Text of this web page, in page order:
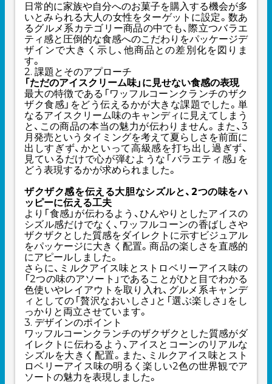
日常的に家族や自分へのお菓子を購入する機会が多
いとみられる大人の女性をターゲットに設定。数あ
るグルメ系カテゴリー商品の中でも、際立つバラエ
ティ感と圧倒的な食感へのこだわりをパッケージデ
ザインで大きく示し、他商品との差別化を図りま
す。
2. 課題とそのアプローチ
「ただのアイスクリーム味」に見せない食感の表現
最大の特徴である「ワッフルコーンクランチのザク
ザク食感」をどう伝えるかが大きな課題でした。単
なるアイスクリーム味のキャンディに見えてしまう
と、この商品の本当の魅力が伝わりません。また、3
月発売というタイミングを考えて夏らしさを前面に
出しすぎず、かといって高級感を打ち出し過ぎず、
見ているだけで心が弾むような「バラエティ感」を
どう表現するかが求められました。
ザクザク感を伝える大胆なシズルと、2つの味をハ
ッピーに伝える工夫
より「食感」が伝わるよう、ひんやりとしたアイスの
シズル感だけでなく、ワッフルコーンの香ばしさや
ザクザクとした質感をダイレクトに示すビジュアル
をパッケージに大きく配置。商品の楽しさを直感的
にアピールしました。
さらに、ミルクアイス味とストロベリーアイス味の
「2つの味のアソート」であることがひと目でわかる
色使いやレイアウトを取り入れ、グルメ系キャンデ
ィとしての「贅沢なおいしさ」と「選ぶ楽しさ」をし
っかりと両立させています。
3. デザインのポイント
ワッフルコーンクランチのザクザクとした質感がダ
イレクトに伝わるよう、アイスとコーンのリアルな
シズルを大きく配置。また、ミルクアイス味とスト
ロベリーアイス味の明るく楽しい2色の世界観でア
ソートの魅力を表現しました。